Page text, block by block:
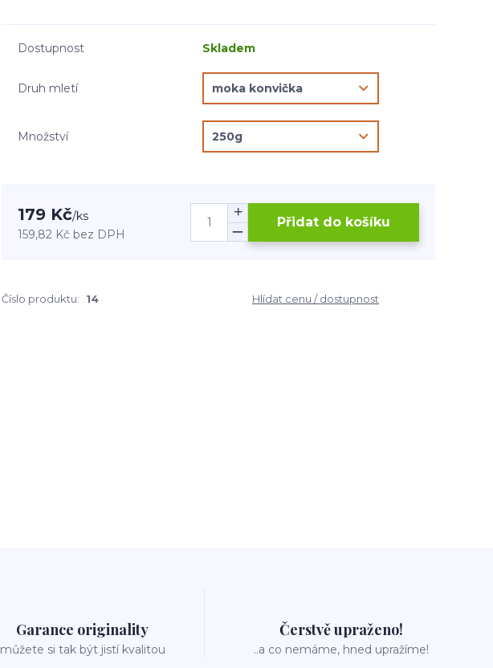
Dostupnost Skladem
Druh mletí
Množství
179 Kč/ks
159,82 Kč bez DPH
Přidat do košíku
Číslo produktu: 14 Hlídat cenu / dostupnost
Garance originality
můžete si tak být jistí kvalitou
Čerstvě upraženo!
..a co nemáme, hned upražíme!